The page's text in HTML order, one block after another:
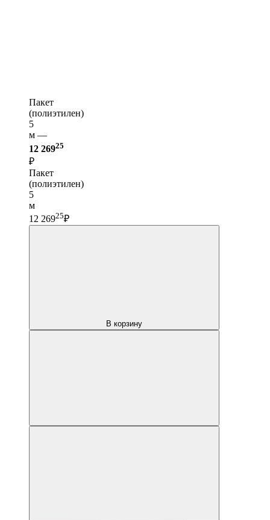
Пакет
(полиэтилен)
5
м —
12 26925
₽
Пакет
(полиэтилен)
5
м
12 26925₽
В корзину